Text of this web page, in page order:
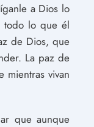
a Dios lo
todo lo que él
de Dios, que
La paz de
mientras vivan
que aunque